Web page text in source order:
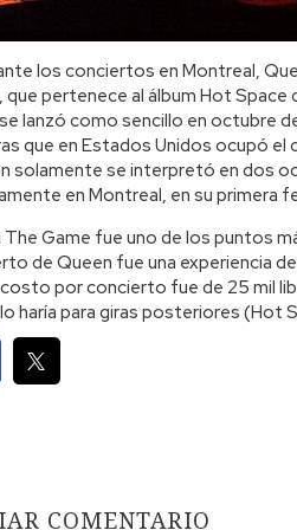
los conciertos en Montreal,
que pertenece al álbum Hot Space
se lanzó como sencillo en octubre
que en Estados Unidos ocupó el
solamente se interpretó en dos
en Montreal, en su primera
The Game fue uno de los puntos
de Queen fue una experiencia
por concierto fue de 25 mil
haría para giras posteriores (Hot
COMENTARIO